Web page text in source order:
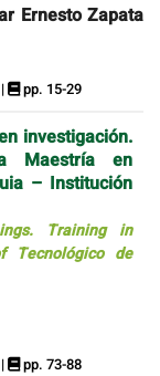
Ernesto Zapata
pp. 15-29
investigación.
Maestría en
– Institución
Training in
Tecnológico de
pp. 73-88